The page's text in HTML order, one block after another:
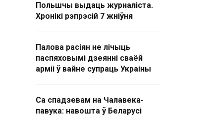
Польшчы выдаць журналіста.
Хронікі рэпрэсій 7 жніўня
Палова расіян не лічыць
паспяховымі дзеянні сваёй
арміі ў вайне супраць Украіны
Са спадзевам на Чалавека-
павука: навошта ў Беларусі